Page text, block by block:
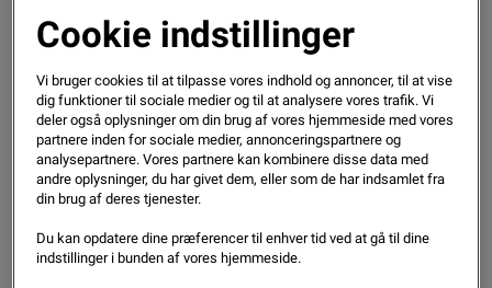
Læs mere
Cookie indstillinger
Vi bruger cookies til at tilpasse vores indhold og annoncer, til at vise
dig funktioner til sociale medier og til at analysere vores trafik. Vi
deler også oplysninger om din brug af vores hjemmeside med vores
partnere inden for sociale medier, annonceringspartnere og
analysepartnere. Vores partnere kan kombinere disse data med
andre oplysninger, du har givet dem, eller som de har indsamlet fra
din brug af deres tjenester.
Du kan opdatere dine præferencer til enhver tid ved at gå til dine
indstillinger i bunden af vores hjemmeside.